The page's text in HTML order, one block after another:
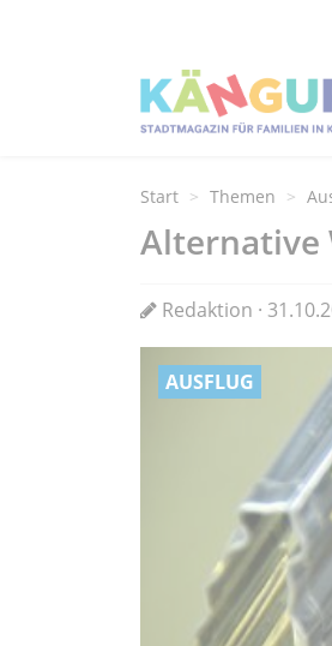
Start Themen
Alternative
Redaktion ·
AUSFLUG